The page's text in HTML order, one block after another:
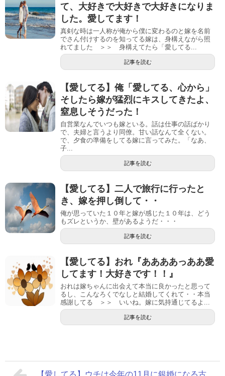
て、大好きで大好きで大好きになりま
した。愛してます！
真剣な時は一人称が俺から僕に変わるのと嫁を名前
でさん付けするのを知ってる嫁は、身構えながら照
れてました ＞＞ 身構えてたら「愛してる...
記事を読む
【愛してる】俺「愛してる、心から」
そしたら嫁が猛烈にキスしてきたよ、
窒息しそうだった！
自営業なんでいつも嫁といる。話は仕事の話ばかり
で、夫婦と言うより同僚。甘い話なんて全くない。
で、夕食の準備をしてる嫁に言ってみた。「なあ、
子...
記事を読む
【愛してる】二人で旅行に行ったと
き、嫁を押し倒して・・
俺が思っていた１０年と嫁が感じた１０年は、どう
もズレというか、壁があるようだ・・・
記事を読む
【愛してる】おれ『ああああっああ愛
してます！大好きです！！』
おれは嫁ちゃんに出会えて本当に良かったと思って
るし、こんなろくでなしと結婚してくれて・・本当
感謝してる ＞＞ いいね。嫁に気持通じてるよ...
記事を読む
【愛してる】ウチは今年の11月に銀婚になる古